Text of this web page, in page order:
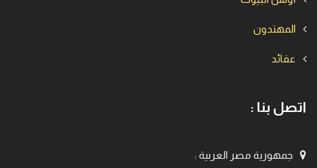
المهتدون
عقائد
اتصل بنا :
جمهورية مصر العربية :